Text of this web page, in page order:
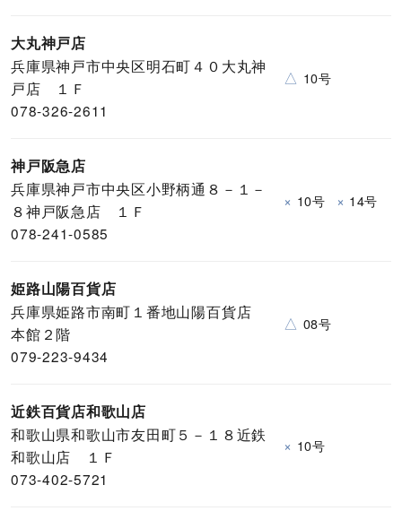
大丸神戸店
兵庫県神戸市中央区明石町４０大丸神
戸店 １Ｆ
078-326-2611
△ 10号
神戸阪急店
兵庫県神戸市中央区小野柄通８－１－
８神戸阪急店 １Ｆ
078-241-0585
× 10号 × 14号
姫路山陽百貨店
兵庫県姫路市南町１番地山陽百貨店
本館２階
079-223-9434
△ 08号
近鉄百貨店和歌山店
和歌山県和歌山市友田町５－１８近鉄
和歌山店 １Ｆ
073-402-5721
× 10号